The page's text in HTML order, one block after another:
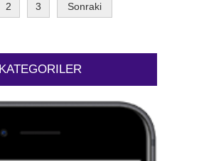
2 3 Sonraki
KATEGORILER